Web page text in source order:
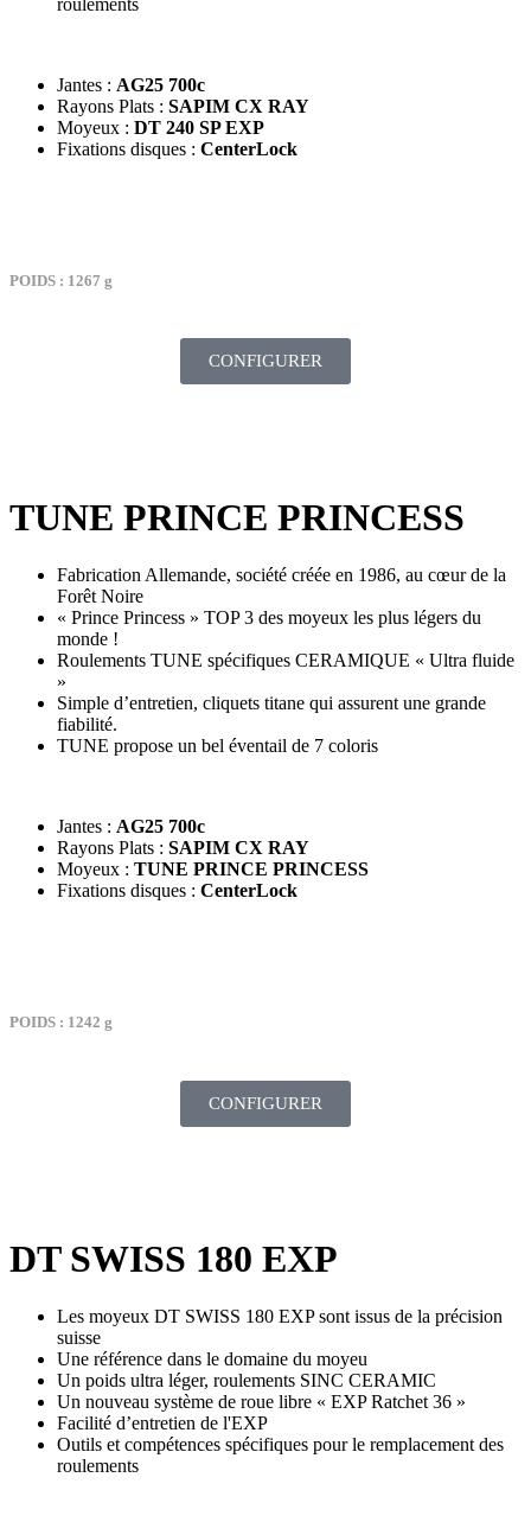
Jantes : AG25 700c
Rayons Plats : SAPIM CX RAY
Moyeux : DT 240 SP EXP
Fixations disques : CenterLock
POIDS : 1267 g
CONFIGURER
TUNE PRINCE PRINCESS
Fabrication Allemande, société créée en 1986, au cœur de la
Forêt Noire
« Prince Princess » TOP 3 des moyeux les plus légers du
monde !
Roulements TUNE spécifiques CERAMIQUE « Ultra fluide
»
Simple d’entretien, cliquets titane qui assurent une grande
fiabilité.
TUNE propose un bel éventail de 7 coloris
Jantes : AG25 700c
Rayons Plats : SAPIM CX RAY
Moyeux : TUNE PRINCE PRINCESS
Fixations disques : CenterLock
POIDS : 1242 g
CONFIGURER
DT SWISS 180 EXP
Les moyeux DT SWISS 180 EXP sont issus de la précision
suisse
Une référence dans le domaine du moyeu
Un poids ultra léger, roulements SINC CERAMIC
Un nouveau système de roue libre « EXP Ratchet 36 »
Facilité d’entretien de l'EXP
Outils et compétences spécifiques pour le remplacement des
roulements